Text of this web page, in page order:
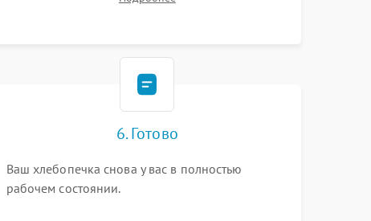
6. Готово
Ваш хлебопечка снова у вас в полностью
рабочем состоянии.